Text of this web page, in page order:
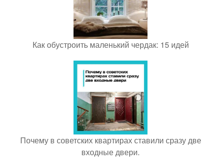
Как обустроить маленький чердак: 15 идей
Почему в советских квартирах ставили сразу две
входные двери.